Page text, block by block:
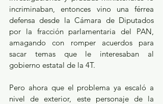
incriminaban, entonces vino una férrea
defensa desde la Cámara de Diputados
por la fracción parlamentaria del PAN,
amagando con romper acuerdos para
sacar temas que le interesaban al
gobierno estatal de la 4T.
Pero ahora que el problema ya escaló a
nivel de exterior, este personaje de la